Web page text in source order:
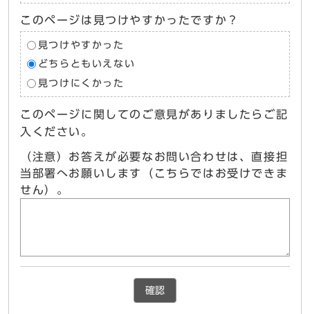
このページは見つけやすかったですか？
見つけやすかった
どちらともいえない
見つけにくかった
このページに関してのご意見がありましたらご記
入ください。
（注意）お答えが必要なお問い合わせは、直接担
当部署へお願いします（こちらではお受けできま
せん）。
確認